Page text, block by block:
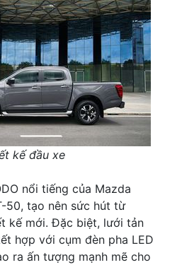
kế đầu xe
nổi tiếng của Mazda
50, tạo nên sức hút từ
kế mới. Đặc biệt, lưới tản
hợp với cụm đèn pha LED
ra ấn tượng mạnh mẽ cho